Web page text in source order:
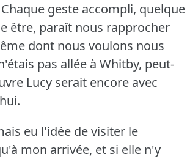
Chaque geste accompli, quelque
être, paraît nous rapprocher
dont nous voulons nous
pas allée à Whitby, peut-
Lucy serait encore avec
eu l'idée de visiter le
mon arrivée, et si elle n'y